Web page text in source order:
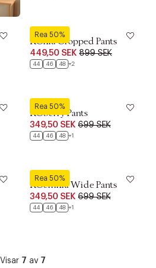
Rea 50%
Kaffe Curve
KCilia Cropped Pants
449,50 SEK 899 SEK
44 46 48 +2
Rea 50%
Kaffe Curve
KCberry Pants
349,50 SEK 699 SEK
44 46 48 +1
Rea 50%
Kaffe Curve
KCemilia Wide Pants
349,50 SEK 699 SEK
44 46 48 +1
Visar 7 av 7